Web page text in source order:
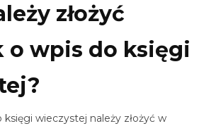
złożyć
o wpis do księgi
wieczystej należy złożyć w